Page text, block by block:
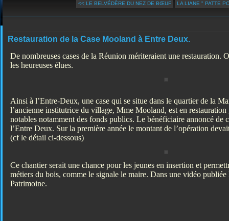
<< LE BELVÉDÈRE DU NEZ DE BŒUF LA LIANE " PATTE
Restauration de la Case Mooland à Entre Deux.
De nombreuses cases de la Réunion mériteraient une restauration.
les heureuses élues.
Ainsi à l’Entre-Deux, une case qui se situe dans le quartier de la
l’ancienne institutrice du village, Mme Mooland, est en restauration
notables notamment des fonds publics. Le bénéficiaire annoncé de
l’Entre Deux. Sur la première année le montant de l’opération
(cf le détail ci-dessous)
Ce chantier serait une chance pour les jeunes en insertion et
métiers du bois, comme le signale le maire. Dans une vidéo publiée
Patrimoine.